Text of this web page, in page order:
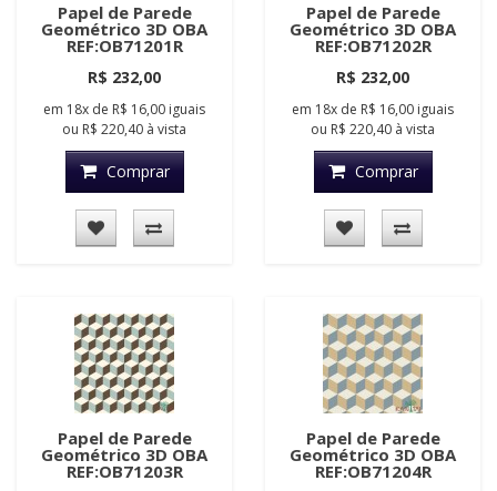
Papel de Parede
Geométrico 3D OBA
REF:OB71201R
R$ 232,00
em 18x de R$ 16,00 iguais
ou R$ 220,40 à vista
Comprar
Papel de Parede
Geométrico 3D OBA
REF:OB71202R
R$ 232,00
em 18x de R$ 16,00 iguais
ou R$ 220,40 à vista
Comprar
Papel de Parede
Geométrico 3D OBA
REF:OB71203R
Papel de Parede
Geométrico 3D OBA
REF:OB71204R